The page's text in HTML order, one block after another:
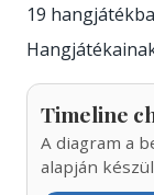
19
Timeline
A diagram a
alapján